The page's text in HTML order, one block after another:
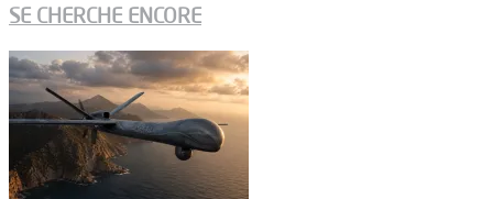
SE CHERCHE ENCORE